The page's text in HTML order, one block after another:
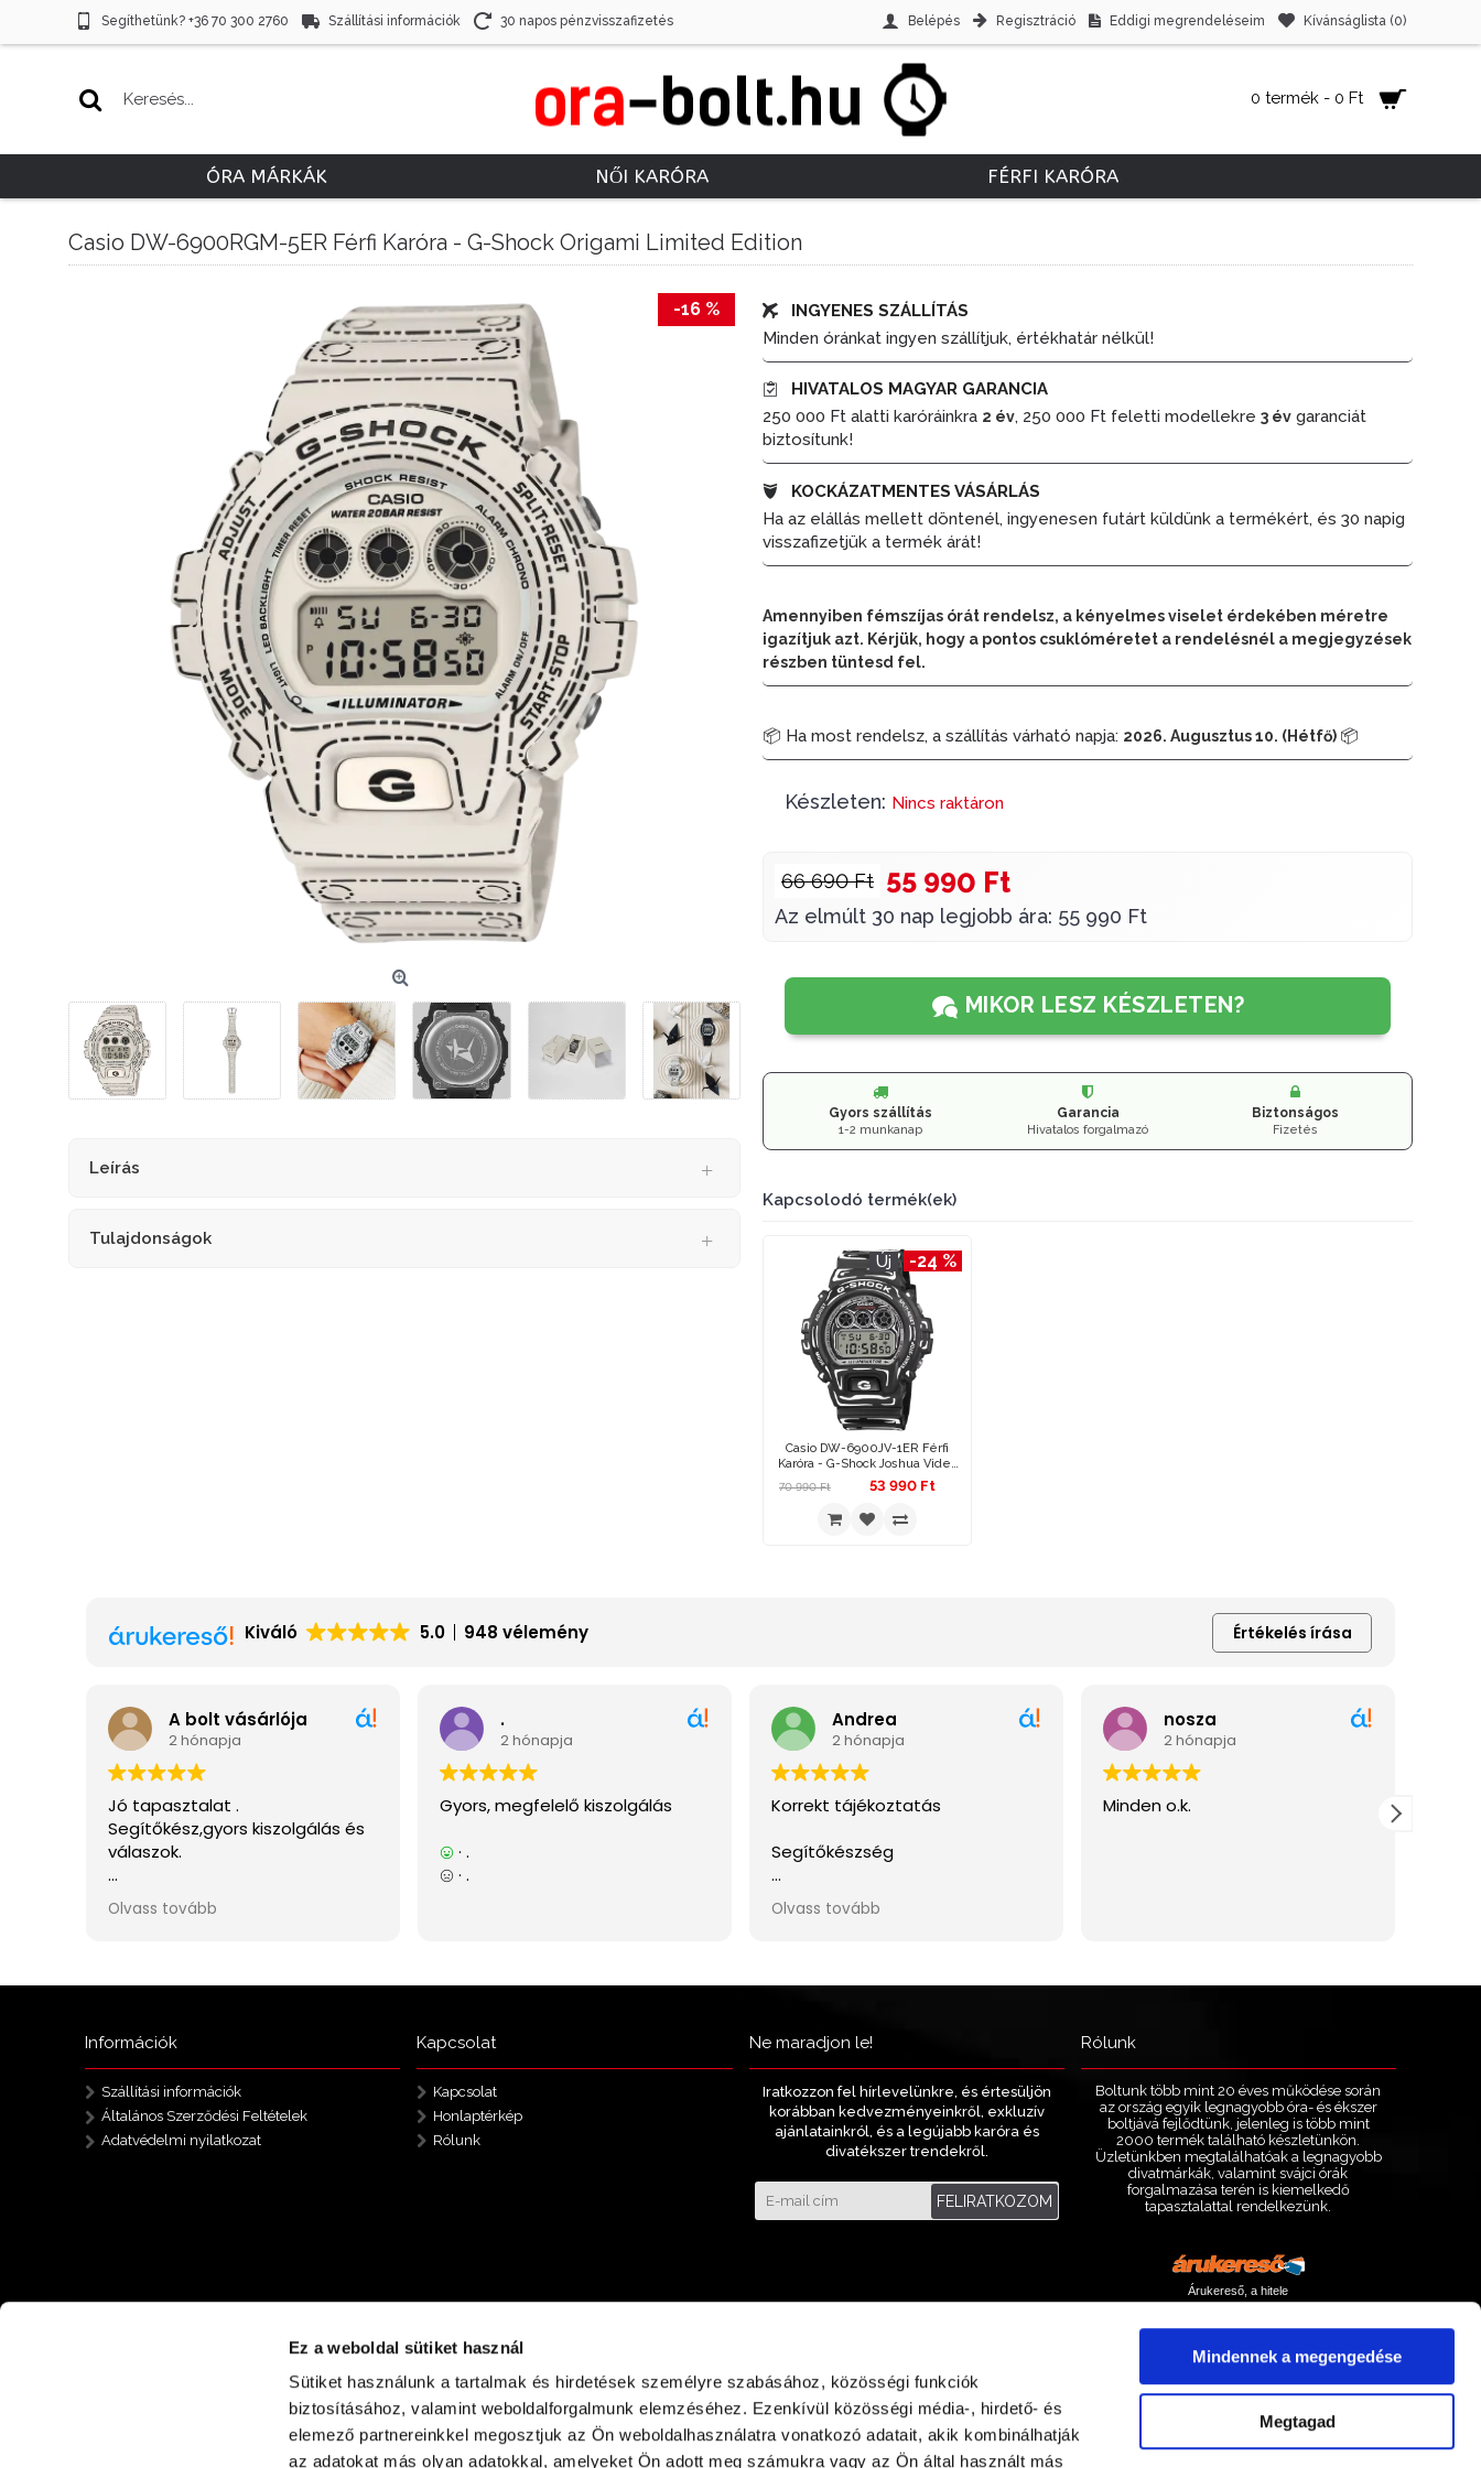
Ez a weboldal sütiket használ
Sütiket használunk a tartalmak és hirdetések személyre szabásához, közösségi funkciók
biztosításához, valamint weboldalforgalmunk elemzéséhez. Ezenkívül közösségi média-, hirdető- és
elemező partnereinkkel megosztjuk az Ön weboldalhasználatra vonatkozó adatait, akik kombinálhatják
az adatokat más olyan adatokkal, amelyeket Ön adott meg számukra vagy az Ön által használt más
Mindennek a megengedése
Megtagad
Segíthetünk? +36 70 300 2760 Szállítási információk 30 napos pénzvisszafizetés Belépés Regisztráció Eddigi megrendeléseim Kívánságlista (0)
0 termék - 0 Ft
ÓRA MÁRKÁK NŐI KARÓRA FÉRFI KARÓRA
Casio DW-6900RGM-5ER Férfi Karóra - G-Shock Origami Limited Edition
-16 %
Leírás
Tulajdonságok
INGYENES SZÁLLÍTÁS
Minden óránkat ingyen szállítjuk, értékhatár nélkül!
HIVATALOS MAGYAR GARANCIA
250 000 Ft alatti karóráinkra 2 év, 250 000 Ft feletti modellekre 3 év garanciát
biztosítunk!
KOCKÁZATMENTES VÁSÁRLÁS
Ha az elállás mellett döntenél, ingyenesen futárt küldünk a termékért, és 30 napig
visszafizetjük a termék árát!
Amennyiben fémszíjas órát rendelsz, a kényelmes viselet érdekében méretre
igazítjuk azt. Kérjük, hogy a pontos csuklóméretet a rendelésnél a megjegyzések
részben tüntesd fel.
📦 Ha most rendelsz, a szállítás várható napja: 2026. Augusztus 10. (Hétfő) 📦
Készleten: Nincs raktáron
66 690 Ft 55 990 Ft
Az elmúlt 30 nap legjobb ára: 55 990 Ft
MIKOR LESZ KÉSZLETEN?
Gyors szállítás
1-2 munkanap
Garancia
Hivatalos forgalmazó
Biztonságos
Fizetés
Kapcsolodó termék(ek)
Új -24 %
Casio DW-6900JV-1ER Férfi
Karóra - G-Shock Joshua Vides
Limited Edition
70 990 Ft 53 990 Ft
Információk
Szállítási információk
Általános Szerződési Feltételek
Adatvédelmi nyilatkozat
Kapcsolat
Kapcsolat
Honlaptérkép
Rólunk
Ne maradjon le!
Iratkozzon fel hírlevelünkre, és értesüljön
korábban kedvezményeinkről, exkluzív
ajánlatainkról, és a legújabb karóra és
divatékszer trendekről.
FELIRATKOZOM
Rólunk
Boltunk több mint 20 éves működése során
az ország egyik legnagyobb óra- és ékszer
boltjává fejlődtünk, jelenleg is több mint
2000 termék található készletünkön.
Üzletünkben megtalálhatóak a legnagyobb
divatmárkák, valamint svájci órák
forgalmazása terén is kiemelkedő
tapasztalattal rendelkezünk.
Árukereső, a hitele